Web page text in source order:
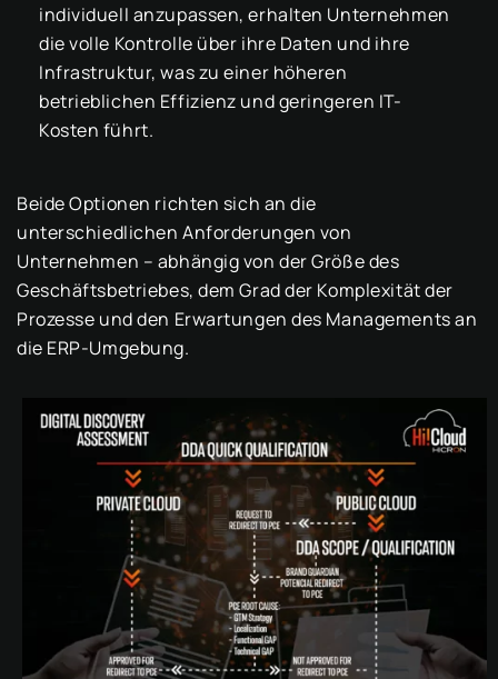
individuell anzupassen, erhalten Unternehmen
die volle Kontrolle über ihre Daten und ihre
Infrastruktur, was zu einer höheren
betrieblichen Effizienz und geringeren IT-
Kosten führt.
Beide Optionen richten sich an die
unterschiedlichen Anforderungen von
Unternehmen – abhängig von der Größe des
Geschäftsbetriebes, dem Grad der Komplexität der
Prozesse und den Erwartungen des Managements an
die ERP-Umgebung.